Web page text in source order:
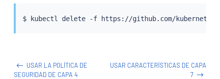
$ kubectl
USAR LA POLÍTICA DE
SEGURIDAD DE CAPA 4
USAR CARACTERÍSTICAS DE CAPA
7